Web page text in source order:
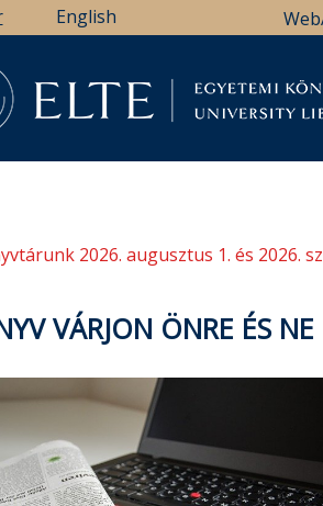
English
2026. augusztus 1. és 2026.
VÁRJON ÖNRE ÉS